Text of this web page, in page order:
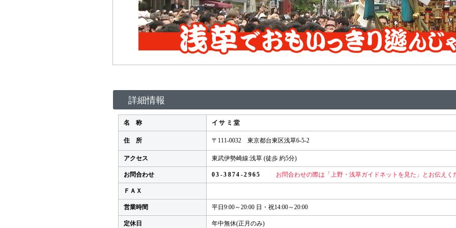
詳細情報
名 称 イサミ堂
住 所 〒111-0032 東京都台東区浅草6-5-2
アクセス 東武伊勢崎線:浅草 (徒歩 約5分)
お問合わせ 03-3874-2965 お問合わせの際は「上野・浅草ガイドネットを見た」とお伝えく
ＦＡＸ
営業時間 平日9:00～20:00 日・祝14:00～20:00
定休日 年中無休(正月のみ)